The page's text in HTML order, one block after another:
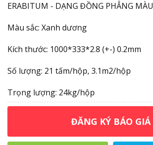
ERABITUM - DẠNG ĐỒNG PHẲNG
Màu sắc: Xanh dương
Kích thước: 1000*333*2.8 (+-) 0.2mm
Số lượng: 21 tấm/hộp, 3.1m2/hộp
Trọng lượng: 24kg/hộp
ĐĂNG KÝ BÁO GIÁ